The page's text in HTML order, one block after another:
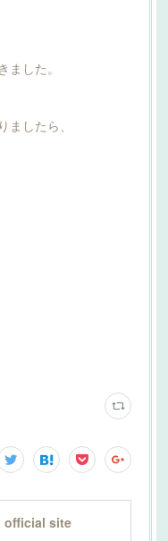
した。
したら、
official site